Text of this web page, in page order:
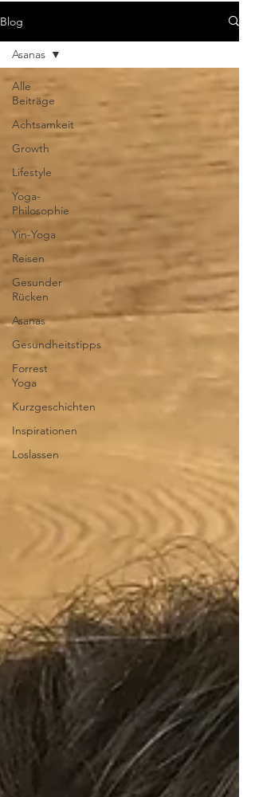
Blog
Alle
Beiträge
Achtsamkeit
Growth
Lifestyle
Yoga-
Philosophie
Yin-Yoga
Reisen
Gesunder
Rücken
Asanas
Gesundheitstipps
Forrest
Yoga
Kurzgeschichten
Inspirationen
Loslassen
Asanas